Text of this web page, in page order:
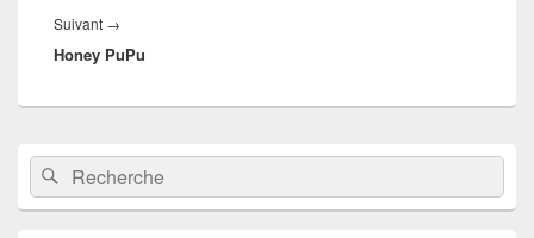
Suivant →
suivant :
Honey PuPu
Zone
principale
de
widget
Recherche :Rechercher